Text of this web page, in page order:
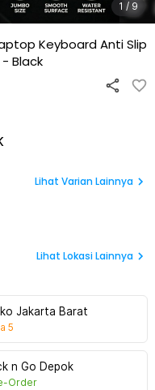
1 / 9
Keyboard Anti Slip
- Black
Lihat Varian Lainnya
Lihat Lokasi Lainnya
Jakarta Barat
5
n Go Depok
Order